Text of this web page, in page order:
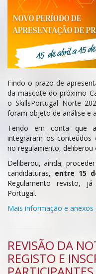
Findo o prazo de
da mascote do próximo
o SkillsPortugal Norte
foram objeto de análise e
Tendo em conta que
integraram os conteúdos
no regulamento, deliberou
Deliberou, ainda,
candidaturas, entre 15
Regulamento revisto,
Portugal.
Mais informação e anexos
REVISÃO DA
REGISTO E